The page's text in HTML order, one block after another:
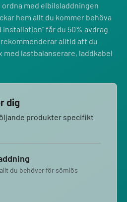
med elbilsladdningen
hem allt du kommer behöva
installation” får du 50% avdrag
alltid att du
lastbalanserare, laddkabel
dig
produkter specifikt
du behöver för sömlös